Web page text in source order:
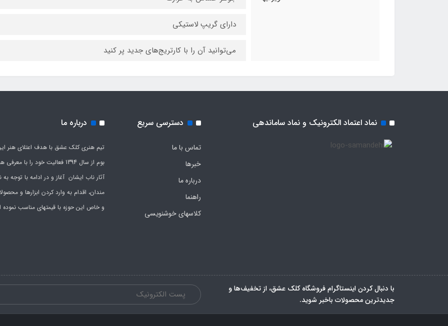
دارای گریپ لاستیکی
می‌توانید آن را با کارتریج‌های جدید پر کنید
نماد اعتماد الکترونیک و نماد ساماندهی دسترسی سریع
تماس با ما
خبرها
درباره ما
راهنما
کلاسهای خوشنویسی
درباره ما
تیم هنری کلک عشق با هدف اعتلای هنر
بوم از سال 1394 فعالیت خود را با
آثار ناب ایشان آغاز و در ادامه با توجه به
مندان، اقدام به وارد کردن ابزارها و
و خاص این حوزه با قیمتهای مناسب
با دنبال کردن اینستاگرام فروشگاه کلک عشق، از تخفیف‌ها و
جدیدترین‌ محصولات باخبر شوید.